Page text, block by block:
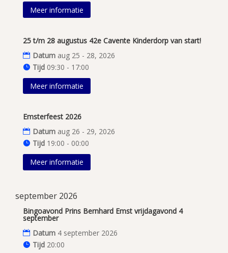
Meer informatie
25 t/m 28 augustus 42e Cavente Kinderdorp van start!
Datum aug 25 - 28, 2026
Tijd 09:30 - 17:00
Meer informatie
Emsterfeest 2026
Datum aug 26 - 29, 2026
Tijd 19:00 - 00:00
Meer informatie
september 2026
Bingoavond Prins Bernhard Emst vrijdagavond 4
september
Datum 4 september 2026
Tijd 20:00